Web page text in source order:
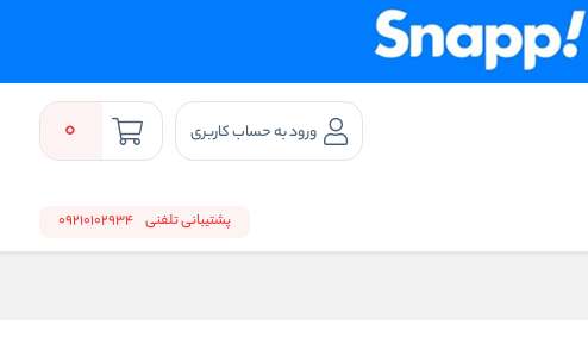
ورود به حساب کاربری 0
پشتیبانی تلفنی 09210102934